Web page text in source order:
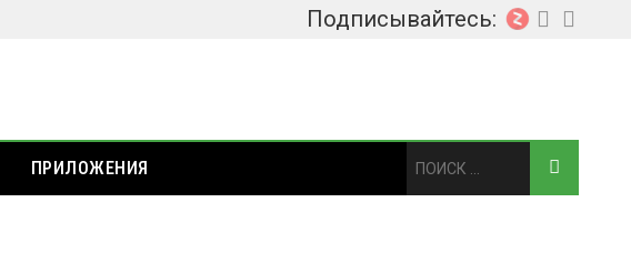
Подписывайтесь:
ПРИЛОЖЕНИЯ